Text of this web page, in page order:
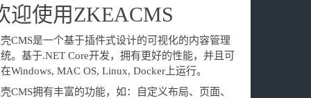
迎使用ZKEACMS
CMS是一个基于插件式设计的可视化的内容管理
。基于.NET Core开发，拥有更好的性能，并且可
Windows, MAC OS, Linux, Docker上运行。
CMS拥有丰富的功能，如：自定义布局、页面、